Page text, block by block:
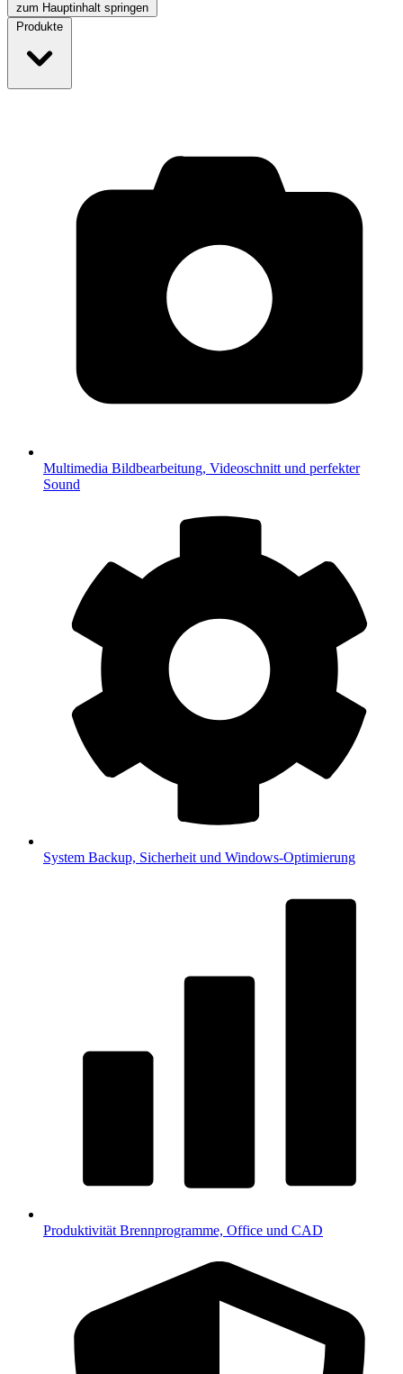
zum Hauptinhalt springen
Produkte
Multimedia Bildbearbeitung, Videoschnitt und perfekter
Sound
System Backup, Sicherheit und Windows-Optimierung
Produktivität Brennprogramme, Office und CAD